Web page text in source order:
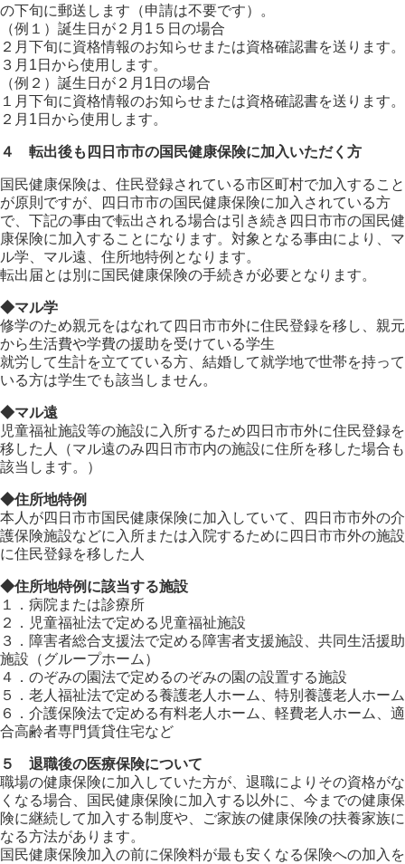
の下旬に郵送します（申請は不要です）。
（例１）誕生日が２月1５日の場合
２月下旬に資格情報のお知らせまたは資格確認書を送ります。
３月1日から使用します。
（例２）誕生日が２月1日の場合
１月下旬に資格情報のお知らせまたは資格確認書を送ります。
２月1日から使用します。
４ 転出後も四日市市の国民健康保険に加入いただく方
国民健康保険は、住民登録されている市区町村で加入すること
が原則ですが、四日市市の国民健康保険に加入されている方
で、下記の事由で転出される場合は引き続き四日市市の国民健
康保険に加入することになります。対象となる事由により、マ
ル学、マル遠、住所地特例となります。
転出届とは別に国民健康保険の手続きが必要となります。
◆マル学
修学のため親元をはなれて四日市市外に住民登録を移し、親元
から生活費や学費の援助を受けている学生
就労して生計を立てている方、結婚して就学地で世帯を持って
いる方は学生でも該当しません。
◆マル遠
児童福祉施設等の施設に入所するため四日市市外に住民登録を
移した人（マル遠のみ四日市市内の施設に住所を移した場合も
該当します。）
◆住所地特例
本人が四日市市国民健康保険に加入していて、四日市市外の介
護保険施設などに入所または入院するために四日市市外の施設
に住民登録を移した人
◆住所地特例に該当する施設
１．病院または診療所
２．児童福祉法で定める児童福祉施設
３．障害者総合支援法で定める障害者支援施設、共同生活援助
施設（グループホーム）
４．のぞみの園法で定めるのぞみの園の設置する施設
５．老人福祉法で定める養護老人ホーム、特別養護老人ホーム
６．介護保険法で定める有料老人ホーム、軽費老人ホーム、適
合高齢者専門賃貸住宅など
５ 退職後の医療保険について
職場の健康保険に加入していた方が、退職によりその資格がな
くなる場合、国民健康保険に加入する以外に、今までの健康保
険に継続して加入する制度や、ご家族の健康保険の扶養家族に
なる方法があります。
国民健康保険加入の前に保険料が最も安くなる保険への加入を